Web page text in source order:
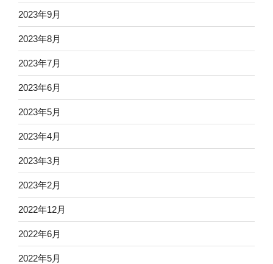
2023年9月
2023年8月
2023年7月
2023年6月
2023年5月
2023年4月
2023年3月
2023年2月
2022年12月
2022年6月
2022年5月